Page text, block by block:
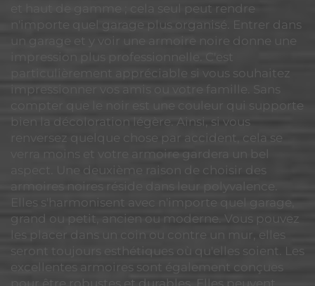
et haut de gamme ; cela seul peut rendre
n'importe quel garage plus organisé. Entrer dans
un garage et y voir une armoire noire donne une
impression plus professionnelle. C'est
particulièrement appréciable si vous souhaitez
impressionner vos amis ou votre famille. Sans
compter que le noir est une couleur qui supporte
bien la décoloration légère. Ainsi, si vous
renversez quelque chose par accident, cela se
verra moins et votre armoire gardera un bel
aspect. Une deuxième raison de choisir des
armoires noires réside dans leur polyvalence.
Elles s'harmonisent avec n'importe quel garage,
grand ou petit, ancien ou moderne. Vous pouvez
les placer dans un coin ou contre un mur, elles
seront toujours esthétiques où qu'elles soient. Les
excellentes armoires sont également conçues
pour être robustes et durables. Elles peuvent